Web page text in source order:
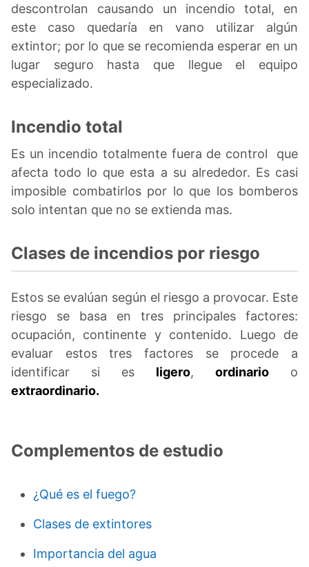
descontrolan causando un incendio total, en
este caso quedaría en vano utilizar algún
extintor; por lo que se recomienda esperar en un
lugar seguro hasta que llegue el equipo
especializado.
Incendio total
Es un incendio totalmente fuera de control que
afecta todo lo que esta a su alrededor. Es casi
imposible combatirlos por lo que los bomberos
solo intentan que no se extienda mas.
Clases de incendios por riesgo
Estos se evalúan según el riesgo a provocar. Este
riesgo se basa en tres principales factores:
ocupación, continente y contenido. Luego de
evaluar estos tres factores se procede a
identificar si es ligero, ordinario o
extraordinario.
Complementos de estudio
¿Qué es el fuego?
Clases de extintores
Importancia del agua